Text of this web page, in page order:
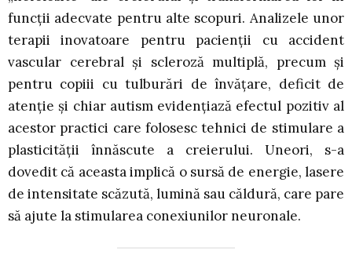
funcții adecvate pentru alte scopuri. Analizele unor
terapii inovatoare pentru pacienții cu accident
vascular cerebral și scleroză multiplă, precum și
pentru copiii cu tulburări de învățare, deficit de
atenție și chiar autism evidențiază efectul pozitiv al
acestor practici care folosesc tehnici de stimulare a
plasticității înnăscute a creierului. Uneori, s-a
dovedit că aceasta implică o sursă de energie, lasere
de intensitate scăzută, lumină sau căldură, care pare
să ajute la stimularea conexiunilor neuronale.